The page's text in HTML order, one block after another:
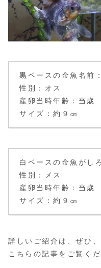
黒ベースの金魚名前
性別：オス
産卵当時年齢：当歳
サイズ：約９㎝
白ベースの金魚がし
性別：メス
産卵当時年齢：当歳
サイズ：約９㎝
詳しいご紹介は、ぜひ
こちらの記事をご覧くだ